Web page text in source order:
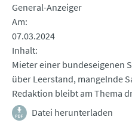
General-Anzeiger
Am
07.03.2024
Inhalt
Mieter einer bundeseigenen
über Leerstand, mangelnde
Redaktion bleibt am Thema
Datei herunterladen